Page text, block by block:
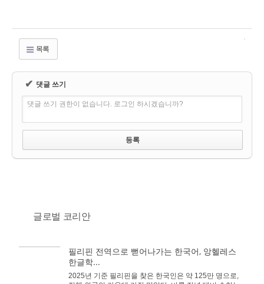
목록
✔ 댓글 쓰기
댓글 쓰기 권한이 없습니다. 로그인 하시겠습니까?
글로벌 코리안
필리핀 전역으로 뻗어나가는 한국어, 앙헬레스
한글학...
2025년 기준 필리핀을 찾은 한국인은 약 125만 명으로,